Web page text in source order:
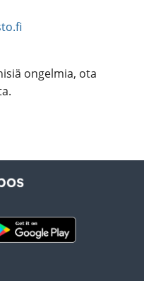
ongelmia, ota